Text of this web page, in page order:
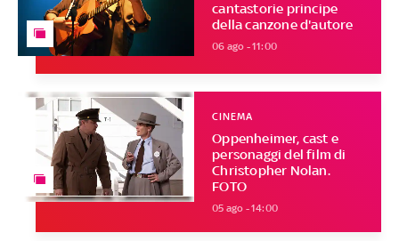
cantastorie principe
della canzone d'autore
06 ago - 11:00
Oppenheimer, cast e
personaggi del film di
Christopher Nolan.
FOTO
CINEMA
05 ago - 14:00